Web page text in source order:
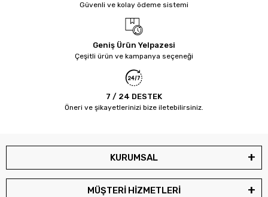
Güvenli ve kolay ödeme sistemi
Geniş Ürün Yelpazesi
Çeşitli ürün ve kampanya seçeneği
7 / 24 DESTEK
Öneri ve şikayetlerinizi bize iletebilirsiniz.
KURUMSAL
MÜŞTERİ HİZMETLERİ